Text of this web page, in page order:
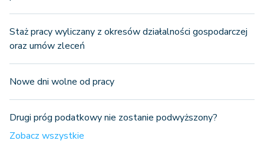
Staż pracy wyliczany z okresów działalności gospodarczej
oraz umów zleceń
Nowe dni wolne od pracy
Drugi próg podatkowy nie zostanie podwyższony?
Zobacz wszystkie